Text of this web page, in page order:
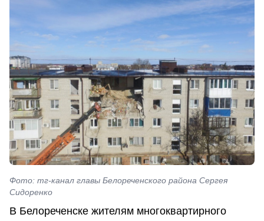
Фото: тг-канал главы Белореченского района Сергея
Сидоренко
В Белореченске жителям многоквартирного